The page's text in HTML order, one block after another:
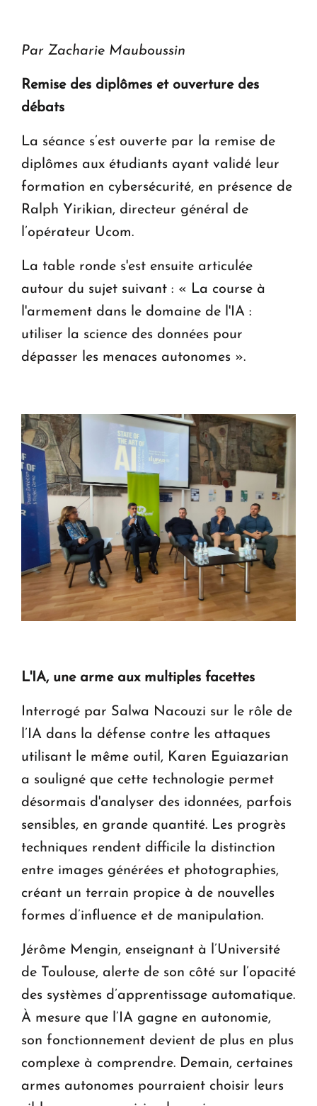
Par Zacharie Mauboussin
Remise des diplômes et ouverture des
débats
La séance s’est ouverte par la remise de
diplômes aux étudiants ayant validé leur
formation en cybersécurité, en présence de
Ralph Yirikian, directeur général de
l’opérateur Ucom.
La table ronde s'est ensuite articulée
autour du sujet suivant : « La course à
l'armement dans le domaine de l'IA :
utiliser la science des données pour
dépasser les menaces autonomes ».
L'IA, une arme aux multiples facettes
Interrogé par Salwa Nacouzi sur le rôle de
l’IA dans la défense contre les attaques
utilisant le même outil, Karen Eguiazarian
a souligné que cette technologie permet
désormais d'analyser des idonnées, parfois
sensibles, en grande quantité. Les progrès
techniques rendent difficile la distinction
entre images générées et photographies,
créant un terrain propice à de nouvelles
formes d’influence et de manipulation.
Jérôme Mengin, enseignant à l’Université
de Toulouse, alerte de son côté sur l’opacité
des systèmes d’apprentissage automatique.
À mesure que l’IA gagne en autonomie,
son fonctionnement devient de plus en plus
complexe à comprendre. Demain, certaines
armes autonomes pourraient choisir leurs